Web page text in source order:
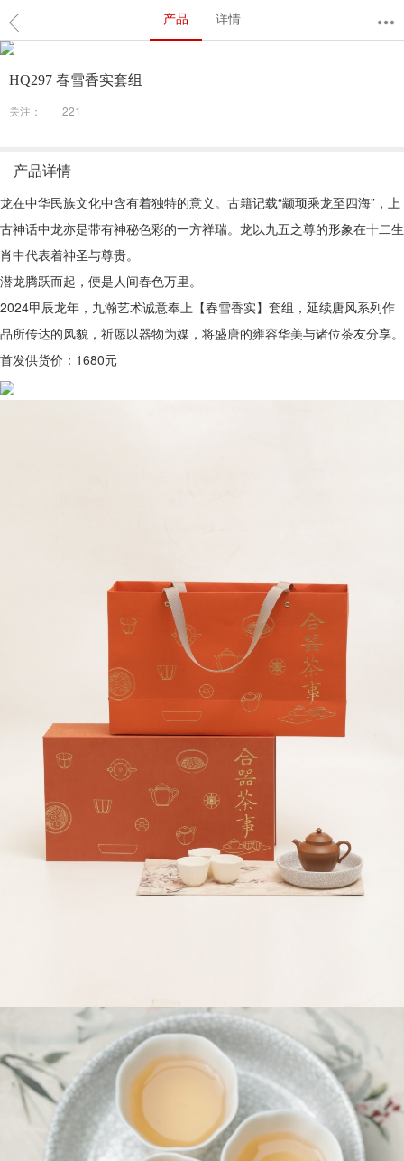
产品 详情
HQ297 春雪香实套组
关注：
221
产品详情
龙在中华民族文化中含有着独特的意义。古籍记载“颛顼乘龙至四海”，上
古神话中龙亦是带有神秘色彩的一方祥瑞。龙以九五之尊的形象在十二生
肖中代表着神圣与尊贵。
潜龙腾跃而起，便是人间春色万里。
2024甲辰龙年，九瀚艺术诚意奉上【春雪香实】套组，延续唐风系列作
品所传达的风貌，祈愿以器物为媒，将盛唐的雍容华美与诸位茶友分享。
首发供货价：1680元